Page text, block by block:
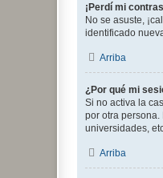
¡Perdí mi
No se asuste,
identificado
Arriba
¿Por qué mi
Si no activa la
por otra persona.
universidades,
Arriba